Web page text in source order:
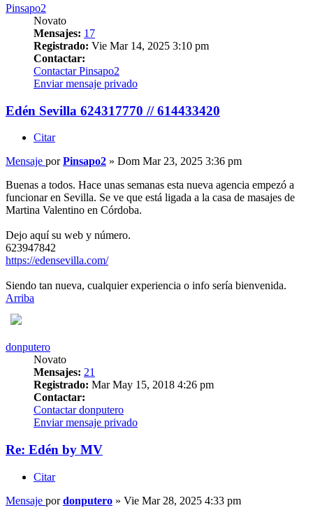
Pinsapo2
Novato
Mensajes: 17
Registrado: Vie Mar 14, 2025 3:10 pm
Contactar:
Contactar Pinsapo2
Enviar mensaje privado
Edén Sevilla 624317770 // 614433420
Citar
Mensaje porPinsapo2 » Dom Mar 23, 2025 3:36 pm
Buenas a todos. Hace unas semanas esta nueva agencia empezó a
funcionar en Sevilla. Se ve que está ligada a la casa de masajes de
Martina Valentino en Córdoba.
Dejo aquí su web y número.
623947842
https://edensevilla.com/
Siendo tan nueva, cualquier experiencia o info sería bienvenida.
Arriba
donputero
Novato
Mensajes: 21
Registrado: Mar May 15, 2018 4:26 pm
Contactar:
Contactar donputero
Enviar mensaje privado
Re: Edén by MV
Citar
Mensaje pordonputero » Vie Mar 28, 2025 4:33 pm